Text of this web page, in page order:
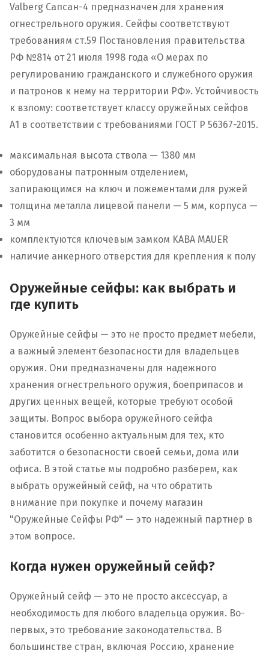
Valberg Сапсан-4 предназначен для хранения
огнестрельного оружия. Сейфы соответствуют
требованиям ст.59 Постановления правительства
РФ №814 от 21 июля 1998 года «О мерах по
регулированию гражданского и служебного оружия
и патронов к нему на территории РФ». Устойчивость
к взлому: соответствует классу оружейных сейфов
А1 в соответствии с требованиями ГОСТ Р 56367-2015.
максимальная высота ствола — 1380 мм
оборудованы патронным отделением,
запирающимся на ключ и ложементами для ружей
толщина металла лицевой панели — 5 мм, корпуса —
3 мм
комплектуются ключевым замком KABA MAUER
наличие анкерного отверстия для крепления к полу
Оружейные сейфы: как выбрать и
где купить
Оружейные сейфы — это не просто предмет мебели,
а важный элемент безопасности для владельцев
оружия. Они предназначены для надежного
хранения огнестрельного оружия, боеприпасов и
других ценных вещей, которые требуют особой
защиты. Вопрос выбора оружейного сейфа
становится особенно актуальным для тех, кто
заботится о безопасности своей семьи, дома или
офиса. В этой статье мы подробно разберем, как
выбрать оружейный сейф, на что обратить
внимание при покупке и почему магазин
"Оружейные Сейфы РФ" — это надежный партнер в
этом вопросе.
Когда нужен оружейный сейф?
Оружейный сейф — это не просто аксессуар, а
необходимость для любого владельца оружия. Во-
первых, это требование законодательства. В
большинстве стран, включая Россию, хранение